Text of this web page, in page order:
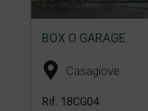
BOX O GARAGE
Casagiove
Rif. 18CG04